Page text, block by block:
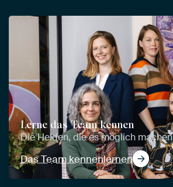
Lerne das Team kennen
Die Helden, die es möglich machen
Das Team kennenlernen